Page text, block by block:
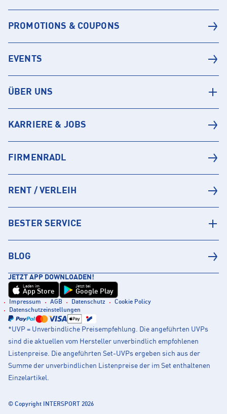
PROMOTIONS & COUPONS
EVENTS
ÜBER UNS
KARRIERE & JOBS
FIRMENRADL
RENT / VERLEIH
BESTER SERVICE
BLOG
JETZT APP DOWNLOADEN!
Laden im
App Store
Jetzt bei
Google Play
Impressum AGB Datenschutz
Cookie Policy
Datenschutzeinstellungen
*UVP = Unverbindliche Preisempfehlung. Die angeführten UVPs
sind die aktuellen vom Hersteller unverbindlich empfohlenen
Listenpreise. Die angeführten Set-UVPs ergeben sich aus der
Summe der unverbindlichen Listenpreise der im Set enthaltenen
Einzelartikel.
© Copyright INTERSPORT 2026